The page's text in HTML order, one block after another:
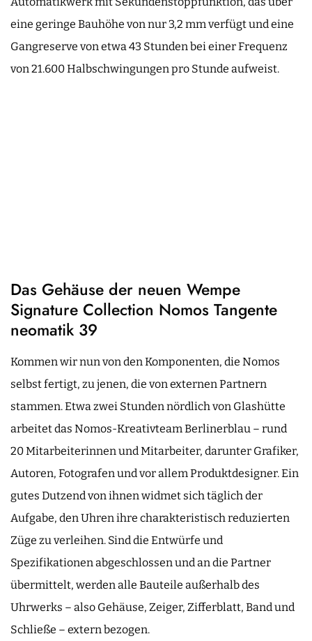
eine geringe Bauhöhe von nur 3,2 mm verfügt und eine
Gangreserve von etwa 43 Stunden bei einer Frequenz
von 21.600 Halbschwingungen pro Stunde aufweist.
Das Gehäuse der neuen Wempe
Signature Collection Nomos Tangente
neomatik 39
Kommen wir nun von den Komponenten, die Nomos
selbst fertigt, zu jenen, die von externen Partnern
stammen. Etwa zwei Stunden nördlich von Glashütte
arbeitet das Nomos-Kreativteam Berlinerblau – rund
20 Mitarbeiterinnen und Mitarbeiter, darunter Grafiker,
Autoren, Fotografen und vor allem Produktdesigner. Ein
gutes Dutzend von ihnen widmet sich täglich der
Aufgabe, den Uhren ihre charakteristisch reduzierten
Züge zu verleihen. Sind die Entwürfe und
Spezifikationen abgeschlossen und an die Partner
übermittelt, werden alle Bauteile außerhalb des
Uhrwerks – also Gehäuse, Zeiger, Zifferblatt, Band und
Schließe – extern bezogen.